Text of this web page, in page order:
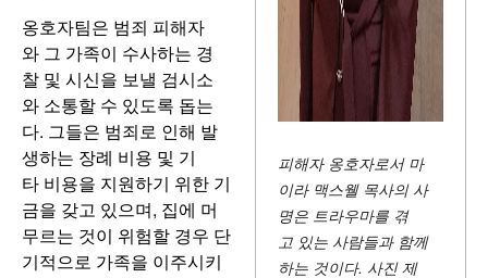
피해자 옹호자로서 마
이라 맥스웰 목사의 사
명은 트라우마를 겪
고 있는 사람들과 함께
하는 것이다. 사진 제
옹호자팀은 범죄 피해자
와 그 가족이 수사하는 경
찰 및 시신을 보낼 검시소
와 소통할 수 있도록 돕는
다. 그들은 범죄로 인해 발
생하는 장례 비용 및 기
타 비용을 지원하기 위한 기
금을 갖고 있으며, 집에 머
무르는 것이 위험할 경우 단
기적으로 가족을 이주시키